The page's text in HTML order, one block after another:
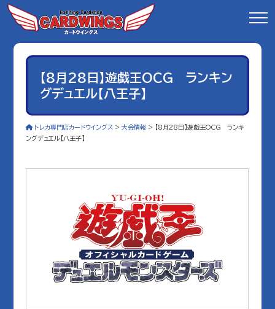
【8月28日】遊戯王OCG ランキン
グデュエル【八王子】
トレカ専門店カードウイングス >大会情報 > 【8月28日】遊戯王OCG ランキ
ングデュエル【八王子】